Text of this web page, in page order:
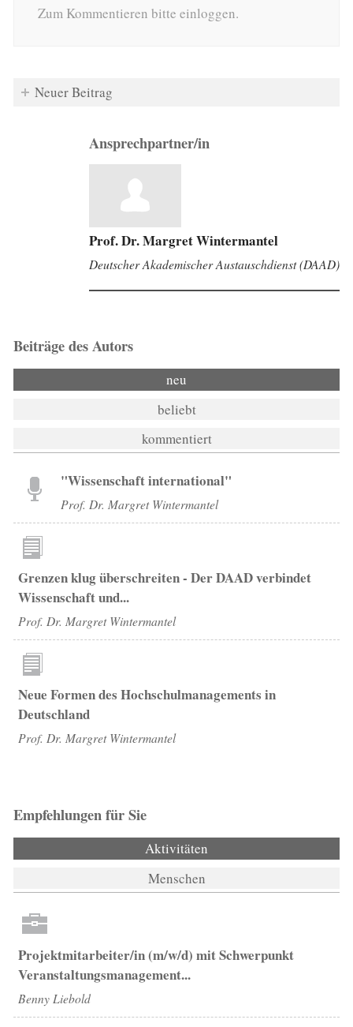
Zum Kommentieren bitte einloggen.
Neuer Beitrag
Ansprechpartner/in
Prof. Dr. Margret Wintermantel
Deutscher Akademischer Austauschdienst (DAAD)
Beiträge des Autors
neu
beliebt
kommentiert
"Wissenschaft international"
Prof. Dr. Margret Wintermantel
Grenzen klug überschreiten - Der DAAD verbindet
Wissenschaft und...
Prof. Dr. Margret Wintermantel
Neue Formen des Hochschulmanagements in
Deutschland
Prof. Dr. Margret Wintermantel
Empfehlungen für Sie
Aktivitäten
Menschen
Projektmitarbeiter/in (m/w/d) mit Schwerpunkt
Veranstaltungsmanagement...
Benny Liebold